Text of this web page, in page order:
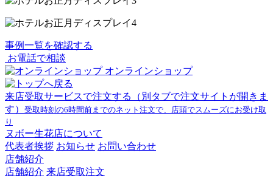
事例一覧を確認する
お電話で相談
オンラインショップ
来店受取サービスで注文する
（別タブで注文サイトが開きま
す） 受取時刻の6時間前までのネット注文で、店頭でスムーズにお受け取
り
ヌボー生花店について
代表者挨拶 お知らせ お問い合わせ
店舗紹介
店舗紹介 来店受取注文